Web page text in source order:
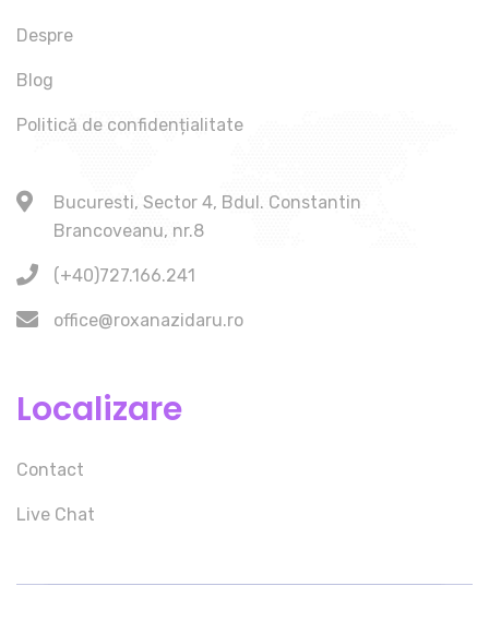
Despre
Blog
Politică de confidențialitate
Bucuresti, Sector 4, Bdul. Constantin
Brancoveanu, nr.8
(+40)727.166.241
office@roxanazidaru.ro
Localizare
Contact
Live Chat